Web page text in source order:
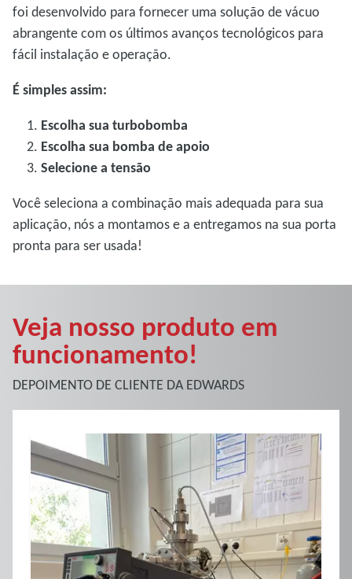
foi desenvolvido para fornecer uma solução de vácuo
abrangente com os últimos avanços tecnológicos para
fácil instalação e operação.
É simples assim:
Escolha sua turbobomba
Escolha sua bomba de apoio
Selecione a tensão
Você seleciona a combinação mais adequada para sua
aplicação, nós a montamos e a entregamos na sua porta
pronta para ser usada!
Veja nosso produto em
funcionamento!
DEPOIMENTO DE CLIENTE DA EDWARDS